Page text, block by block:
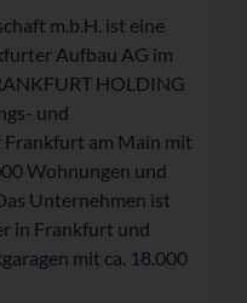
m.b.H. ist eine
Aufbau AG im
HOLDING
und
am Main mit
Wohnungen und
Unternehmen ist
in Frankfurt und
mit ca. 18.000